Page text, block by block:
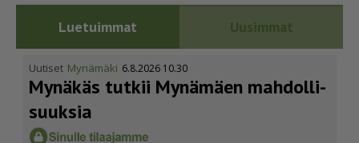
Luetuimmat Uusimmat
Uutiset Mynämäki 6.8.2026 10.30
Mynäkäs tutkii Mynämäen mahdol­li­
suuksia